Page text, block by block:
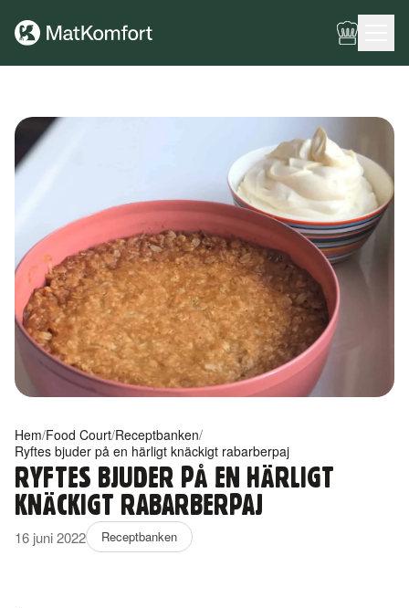
Hem/Food Court/Receptbanken/
Ryftes bjuder på en härligt knäckigt rabarberpaj
RYFTES BJUDER PÅ EN HÄRLIGT
KNÄCKIGT RABARBERPAJ
16 juni 2022 Receptbanken